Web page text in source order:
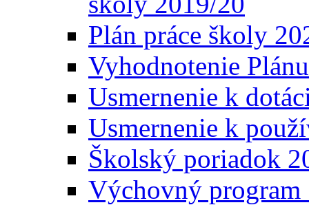
Plán práce školy
Vyhodnotenie
Usmernenie k
Usmernenie k
Školský poriadok
Výchovný